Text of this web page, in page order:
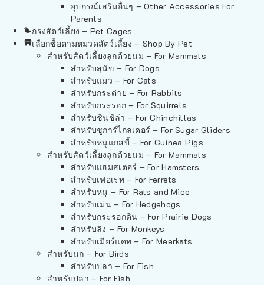
อุปกรณ์เสริมอื่นๆ – Other Accessories For
Parents
กรงสัตว์เลี้ยง – Pet Cages
เลือกซื้อตามหมวดสัตว์เลี้ยง – Shop By Pet
สำหรับสัตว์เลี้ยงลูกด้วยนม – For Mammals
สำหรับสุนัข – For Dogs
สำหรับแมว – For Cats
สำหรับกระต่าย – For Rabbits
สำหรับกระรอก – For Squirrels
สำหรับชินชิล่า – For Chinchillas
สำหรับชูการ์ไกลเดอร์ – For Sugar Gliders
สำหรับหนูแกสบี้ – For Guinea Pigs
สำหรับสัตว์เลี้ยงลูกด้วยนม – For Mammals
สำหรับแฮมสเตอร์ – For Hamsters
สำหรับเฟอเรท – For Ferrets
สำหรับหนู – For Rats and Mice
สำหรับเม่น – For Hedgehogs
สำหรับกระรอกดิน – For Prairie Dogs
สำหรับลิง – For Monkeys
สำหรับเมียร์แคท – For Meerkats
สำหรับนก – For Birds
สำหรับปลา – For Fish
สำหรับปลา – For Fish